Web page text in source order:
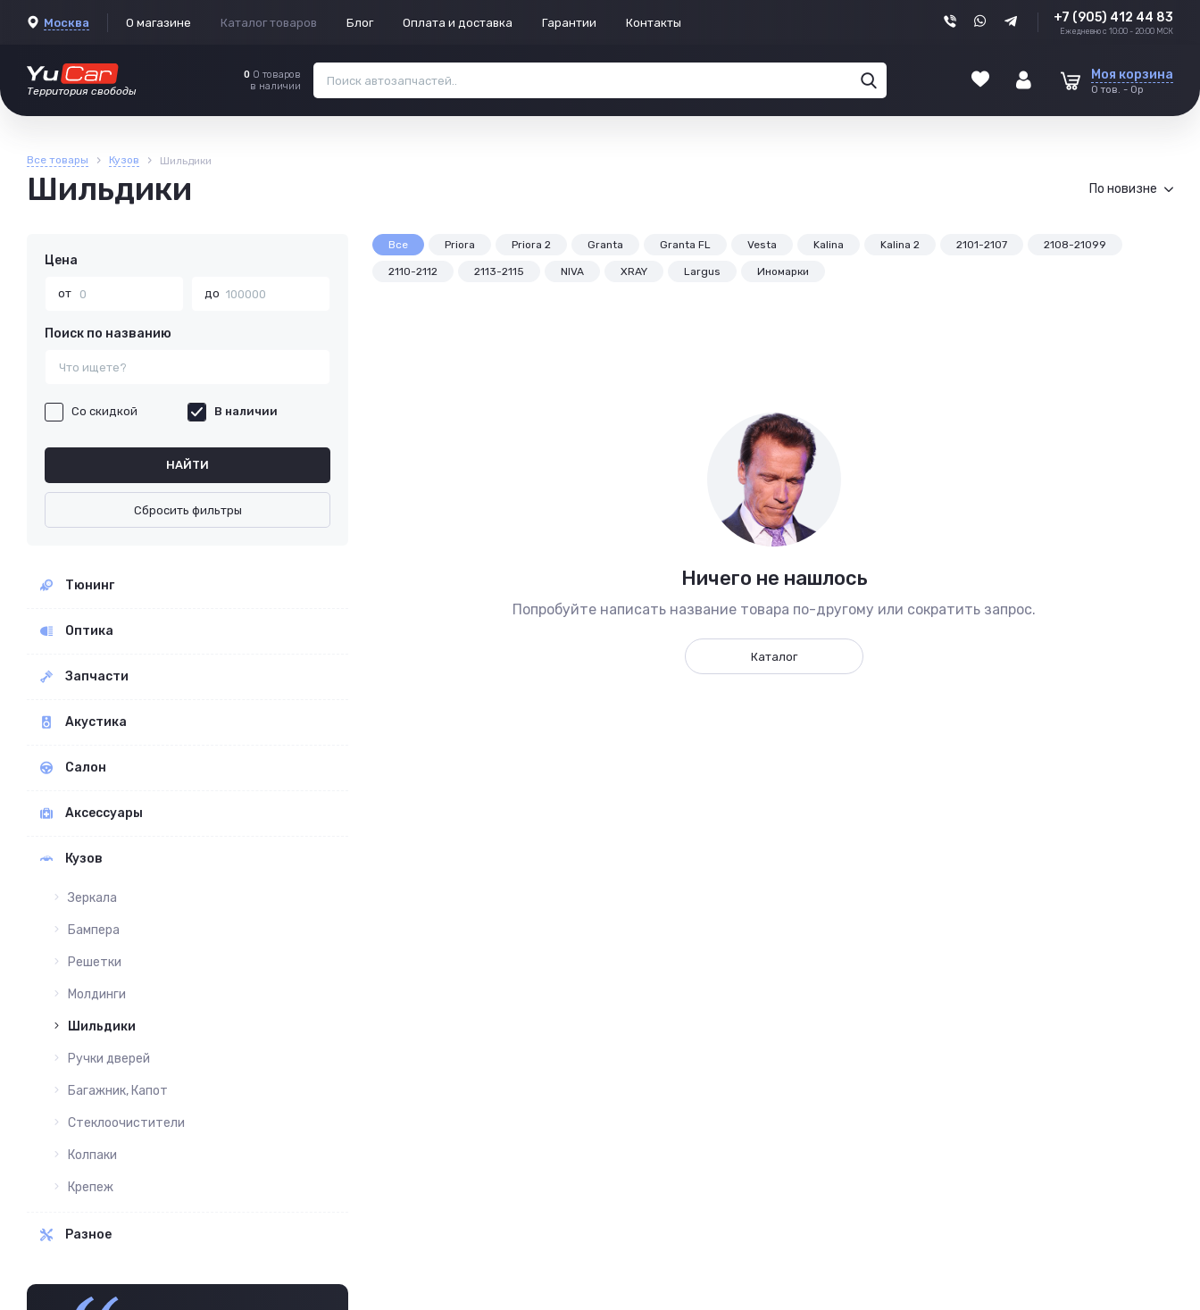
Москва О магазине Каталог товаров Блог Оплата и доставка Гарантии Контакты +7 (905) 412 44 83
Ежедневно с 10:00 - 20:00 МСК
Территория свободы
0 0 товаров
в наличии
Моя корзина
0 тов. - 0р
Все товары › Кузов › Шильдики
Шильдики По новизне
Цена
от до
Поиск по названию
Со скидкой В наличии
НАЙТИ
Сбросить фильтры
Тюнинг
Оптика
Запчасти
Акустика
Салон
Аксессуары
Кузов
Зеркала
Бампера
Решетки
Молдинги
Шильдики
Ручки дверей
Багажник, Капот
Стеклоочистители
Колпаки
Крепеж
Разное
Все Priora Priora 2 Granta Granta FL Vesta Kalina Kalina 2 2101-2107 2108-21099
2110-2112 2113-2115 NIVA XRAY Largus Иномарки
Ничего не нашлось
Попробуйте написать название товара по-другому или сократить запрос.
Каталог